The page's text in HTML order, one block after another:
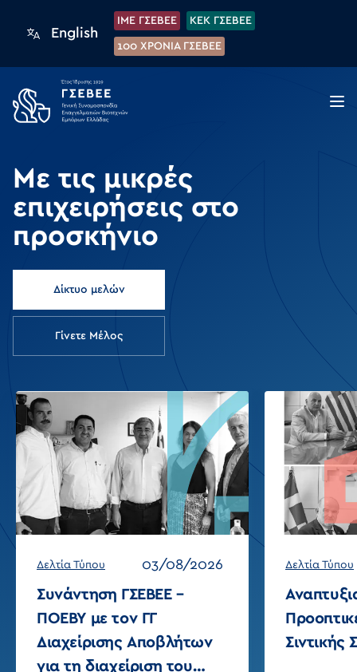
English
IME ΓΣΕΒΕΕ KEK ΓΣΕΒΕΕ
100 XPONIA ΓΣΕΒΕΕ
Με τις μικρές
επιχειρήσεις στο
προσκήνιο
Δίκτυο μελών
Γίνετε Μέλος
Δελτία Τύπου 03/08/2026
Συνάντηση ΓΣΕΒΕΕ –
ΠΟΕΒΥ με τον ΓΓ
Διαχείρισης Αποβλήτων
για τη διαχείριση του
Δελτία Τύπου
Σιντικής